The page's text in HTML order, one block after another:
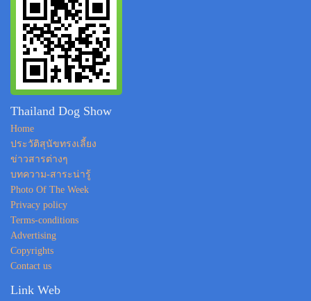
Thailand Dog Show
Home
ประวัติสุนัขทรงเลี้ยง
ข่าวสารต่างๆ
บทความ-สาระน่ารู้
Photo Of The Week
Privacy policy
Terms-conditions
Advertising
Copyrights
Contact us
Link Web